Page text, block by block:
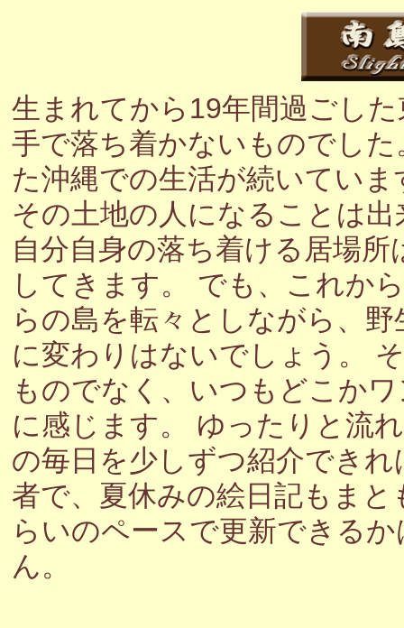
生まれてから19年間過ごし
手で落ち着かないものでし
た沖縄での生活が続いてい
その土地の人になることは
自分自身の落ち着ける居場
してきます。 でも、これか
らの島を転々としながら、
に変わりはないでしょう。
ものでなく、いつもどこか
に感じます。 ゆったりと流
の毎日を少しずつ紹介でき
者で、夏休みの絵日記もま
らいのペースで更新できる
ん。